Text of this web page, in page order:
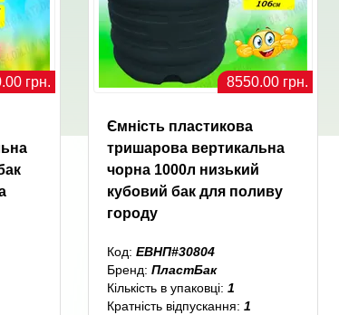
грн. 8550.00 грн.
Ємність пластикова
тришарова вертикальна
чорна 1000л низький
кубовий бак для поливу
городу
Код: ЕВНП#30804
Бренд: ПластБак
Кількість в упаковці: 1
Кратність відпускання: 1